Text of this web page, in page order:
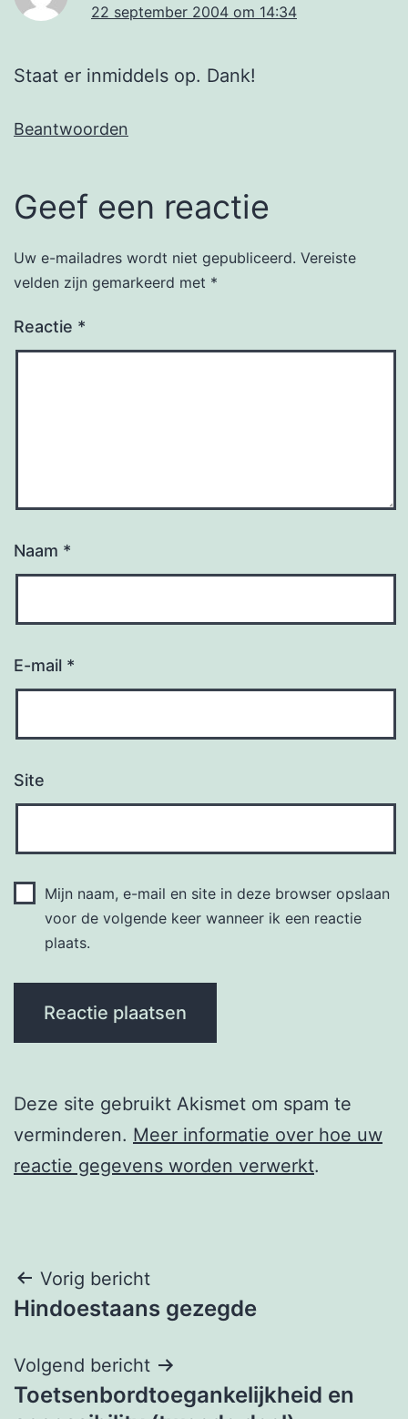
22 september 2004 om 14:34
Staat er inmiddels op. Dank!
Beantwoorden
Geef een reactie
Uw e-mailadres wordt niet gepubliceerd. Vereiste
velden zijn gemarkeerd met *
Reactie *
Naam *
E-mail *
Site
Mijn naam, e-mail en site in deze browser opslaan
voor de volgende keer wanneer ik een reactie
plaats.
Deze site gebruikt Akismet om spam te
verminderen. Meer informatie over hoe uw
reactie gegevens worden verwerkt.
Berichtnavigatie
Vorig bericht
Hindoestaans gezegde
Volgend bericht
Toetsenbordtoegankelijkheid en